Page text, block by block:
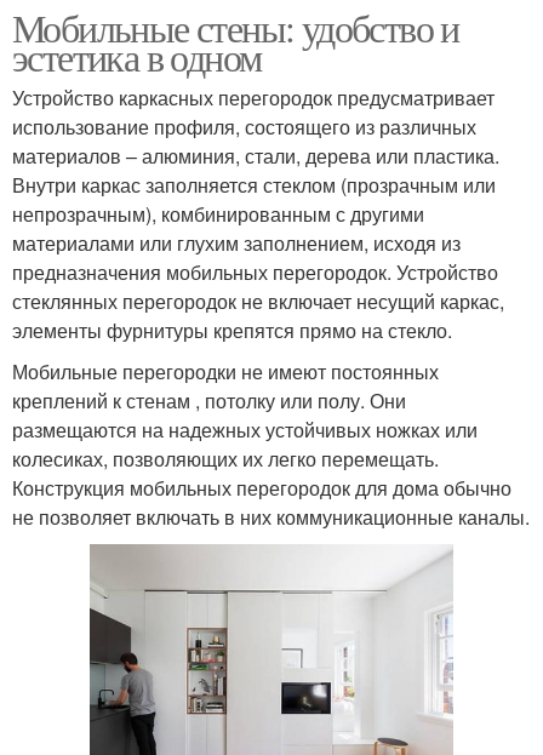
Мобильные стены: удобство и
эстетика в одном
Устройство каркасных перегородок предусматривает
использование профиля, состоящего из различных
материалов – алюминия, стали, дерева или пластика.
Внутри каркас заполняется стеклом (прозрачным или
непрозрачным), комбинированным с другими
материалами или глухим заполнением, исходя из
предназначения мобильных перегородок. Устройство
стеклянных перегородок не включает несущий каркас,
элементы фурнитуры крепятся прямо на стекло.
Мобильные перегородки не имеют постоянных
креплений к стенам , потолку или полу. Они
размещаются на надежных устойчивых ножках или
колесиках, позволяющих их легко перемещать.
Конструкция мобильных перегородок для дома обычно
не позволяет включать в них коммуникационные каналы.